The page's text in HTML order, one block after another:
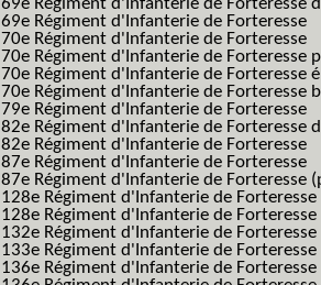
69e Régiment d'Infanterie de Forteresse
69e Régiment d'Infanterie de Forteresse
70e Régiment d'Infanterie de Forteresse
70e Régiment d'Infanterie de Forteresse
70e Régiment d'Infanterie de Forteresse
70e Régiment d'Infanterie de Forteresse
79e Régiment d'Infanterie de Forteresse
82e Régiment d'Infanterie de Forteresse
82e Régiment d'Infanterie de Forteresse
87e Régiment d'Infanterie de Forteresse
87e Régiment d'Infanterie de Forteresse
128e Régiment d'Infanterie de Forteresse
128e Régiment d'Infanterie de
132e Régiment d'Infanterie de Forteresse
133e Régiment d'Infanterie de Forteresse
136e Régiment d'Infanterie de Forteresse